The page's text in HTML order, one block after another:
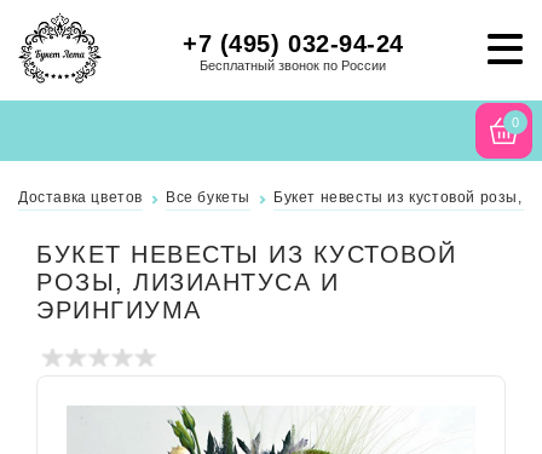
+7 (495) 032-94-24
Бесплатный звонок по России
0
Доставка цветов Все букеты Букет невесты из кустовой розы,
БУКЕТ НЕВЕСТЫ ИЗ КУСТОВОЙ
РОЗЫ, ЛИЗИАНТУСА И
ЭРИНГИУМА